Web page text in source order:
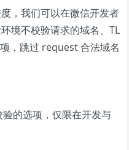
，我们可以在微信开发者
境不校验请求的域名、TL
，跳过 request 合法域名
的选项，仅限在开发与